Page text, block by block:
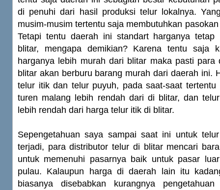
di penuhi dari hasil produksi telur lokalnya.
musim-musim tertentu saja membutuhkan
Tetapi tentu daerah ini standart harganya tetap
blitar, mengapa demikian? Karena tentu saja
harganya lebih murah dari blitar maka pasti para
blitar akan berburu barang murah dari daerah ini.
telur itik dan telur puyuh, pada saat-saat
turen malang lebih rendah dari di blitar, dan
lebih rendah dari harga telur itik di blitar.
Sepengetahuan saya sampai saat ini untuk
terjadi, para distributor telur di blitar mencari
untuk memenuhi pasarnya baik untuk pasar
pulau. Kalaupun harga di daerah lain itu
biasanya disebabkan kurangnya